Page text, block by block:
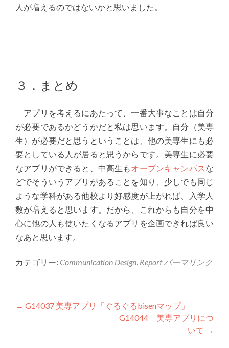
人が増えるのではないかと思いました。
３．まとめ
アプリを考えるにあたって、一番大事なことは自分
が必要であるかどうかだと私は思います。自分（美専
生）が必要だと思うということは、他の美専生にも必
要としている人が居ると思うからです。美専生に必要
なアプリができると、中高生もオープンキャンパス な
どでそういうアプリがあることを知り、少しでも同じ
ような学科がある他校より好感度が上がれば、入学人
数が増えると思います。だから、これからも自分を中
心に他の人も使いたくなるアプリを企画できれば良い
なあと思います。
カテゴリー: Communication Design, Report パーマリンク
投稿ナビゲーション
← G14037 美専アプリ「ぐるぐるbisenマップ」
G14044 美専アプリにつ
いて →